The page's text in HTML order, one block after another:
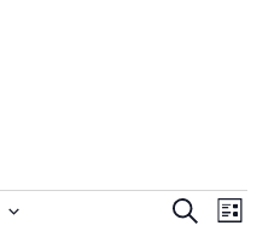
Recherche
Liste